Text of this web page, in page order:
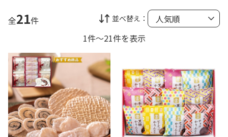
全21件 並べ替え：
1件～21件を表示